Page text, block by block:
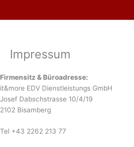
Impressum
Firmensitz & Büroadresse:
it&more EDV Dienstleistungs GmbH
Josef Dabschstrasse 10/4/19
2102 Bisamberg
Tel +43 2262 213 77